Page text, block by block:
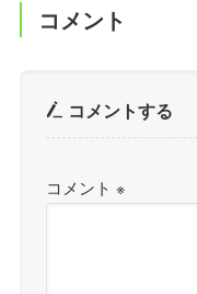
コメント
コメントする
コメント※